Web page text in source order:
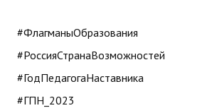
#ФлагманыОбразования
#РоссияСтранаВозможностей
#ГодПедагогаНаставника
#ГПН_2023